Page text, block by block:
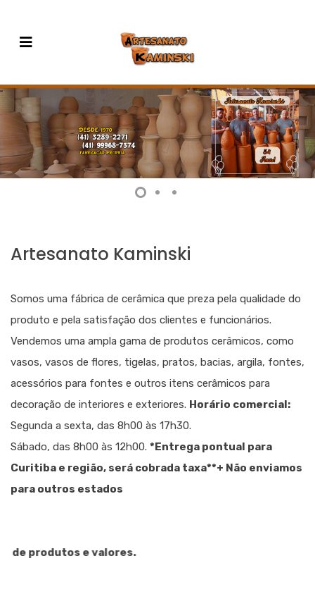
Artesanato Kaminski
Somos uma fábrica de cerâmica que preza pela qualidade do
produto e pela satisfação dos clientes e funcionários.
Vendemos uma ampla gama de produtos cerâmicos, como
vasos, vasos de flores, tigelas, pratos, bacias, argila, fontes,
acessórios para fontes e outros itens cerâmicos para
decoração de interiores e exteriores. Horário comercial:
Segunda a sexta, das 8h00 às 17h30.
Sábado, das 8h00 às 12h00. *Entrega pontual para
Curitiba e região, será cobrada taxa**+ Não enviamos
para outros estados
produtos e valores.